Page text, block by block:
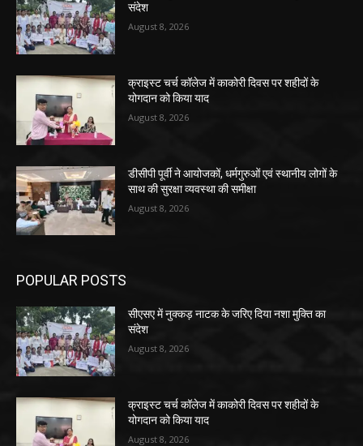
संदेश
August 8, 2026
क्राइस्ट चर्च कॉलेज में काकोरी दिवस पर शहीदों के
योगदान को किया याद
August 8, 2026
डीसीपी पूर्वी ने आयोजकों, धर्मगुरुओं एवं स्थानीय लोगों के
साथ की सुरक्षा व्यवस्था की समीक्षा
August 8, 2026
POPULAR POSTS
सीएसए में नुक्कड़ नाटक के जरिए दिया नशा मुक्ति का
संदेश
August 8, 2026
क्राइस्ट चर्च कॉलेज में काकोरी दिवस पर शहीदों के
योगदान को किया याद
August 8, 2026